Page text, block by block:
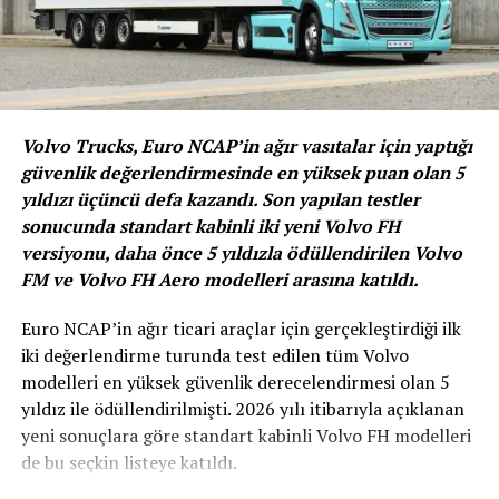
arzularımız otomobilin çok ötesinde. Bu nedenle enerji
endüstrisinden ortaklarla işbirlikleri yaparak,
sürdürülebilir mobilitenin gelişimini ilerletiyoruz. RWE
ile olan işbirliğimiz de bunlardan biri. Amacımız, yüksek
voltajlı bataryaların ikinci ömürlerinde kaynak dostu
kullanımını sağlamak ve bunların geleceğin elektrik
şebekelerine entegrasyonu için var olan olasılıkları
ortaya koymak. Bunun yanısıra, ikinci kullanım
aşamasından sonrasını da düşünüyor ve bu bataryaların
etkin bir şekilde geri dönüştürülmesini sağlamak adına
da çalışmalarımıza hız veriyoruz“ dedi.
RWE CEO’su Miesen: Yeni batarya sürdürülebilir bir
alternatif
Güçlü bataryaların depolamasının, enerji devriminde
son derece önemli bir rol oynadığını söyeyen RWE
Generation SE CEO’su Roger Miesen, “Yenilenebilir
Volvo Trucks, Euro NCAP’in ağır vasıtalar için yaptığı
güvenlik değerlendirmesinde en yüksek puan olan 5
yıldızı üçüncü defa kazandı. Son yapılan testler
sonucunda standart kabinli iki yeni Volvo FH
versiyonu, daha önce 5 yıldızla ödüllendirilen Volvo
FM ve Volvo FH Aero modelleri arasına katıldı.
Euro NCAP’in ağır ticari araçlar için gerçekleştirdiği ilk
iki değerlendirme turunda test edilen tüm Volvo
modelleri en yüksek güvenlik derecelendirmesi olan 5
yıldız ile ödüllendirilmişti. 2026 yılı itibarıyla açıklanan
yeni sonuçlara göre standart kabinli Volvo FH modelleri
de bu seçkin listeye katıldı.